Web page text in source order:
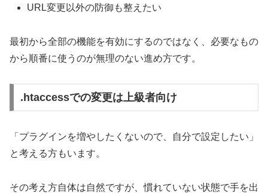
URL変更以外の防御も整えたい
最初から全部の機能を有効にするのではなく、必要なもの
から順番に使うのが無理のない進め方です。
.htaccessでの変更は上級者向け
「プラグインを増やしたくないので、自分で設定したい」
と考える方もいます。
その考え方自体は自然ですが、慣れていない状態で手を出